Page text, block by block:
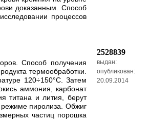
доказанным. Способ
процессов
Способ получения
термообработки.
120÷150°C. Затем
аммония, карбонат
титана и лития, берут
режиме пиролиза. Обжиг
частиц порошка
2528839
выдан:
опубликован:
20.09.2014